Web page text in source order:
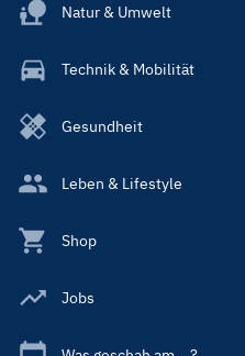
Natur & Umwelt
Technik & Mobilität
Gesundheit
Leben & Lifestyle
Shop
Jobs